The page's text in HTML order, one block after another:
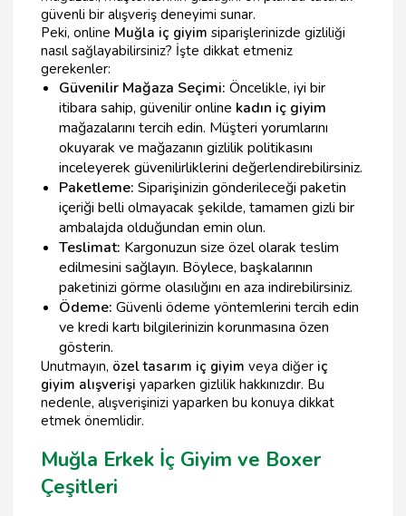
güvenli bir alışveriş deneyimi sunar.
Peki, online Muğla iç giyim siparişlerinizde gizliliği
nasıl sağlayabilirsiniz? İşte dikkat etmeniz
gerekenler:
Güvenilir Mağaza Seçimi: Öncelikle, iyi bir
itibara sahip, güvenilir online kadın iç giyim
mağazalarını tercih edin. Müşteri yorumlarını
okuyarak ve mağazanın gizlilik politikasını
inceleyerek güvenilirliklerini değerlendirebilirsiniz.
Paketleme: Siparişinizin gönderileceği paketin
içeriği belli olmayacak şekilde, tamamen gizli bir
ambalajda olduğundan emin olun.
Teslimat: Kargonuzun size özel olarak teslim
edilmesini sağlayın. Böylece, başkalarının
paketinizi görme olasılığını en aza indirebilirsiniz.
Ödeme: Güvenli ödeme yöntemlerini tercih edin
ve kredi kartı bilgilerinizin korunmasına özen
gösterin.
Unutmayın, özel tasarım iç giyim veya diğer iç
giyim alışverişi yaparken gizlilik hakkınızdır. Bu
nedenle, alışverişinizi yaparken bu konuya dikkat
etmek önemlidir.
Muğla Erkek İç Giyim ve Boxer
Çeşitleri